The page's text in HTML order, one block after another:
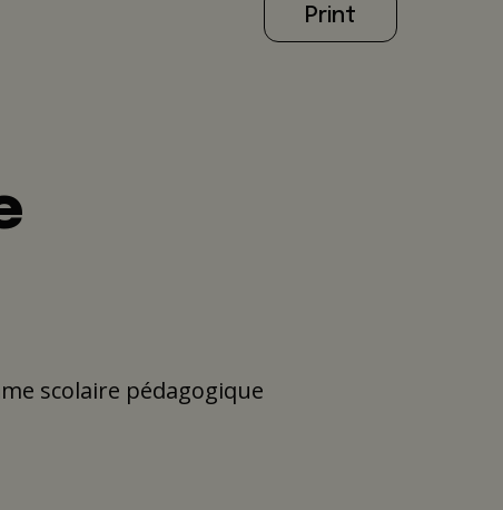
Print
scolaire pédagogique